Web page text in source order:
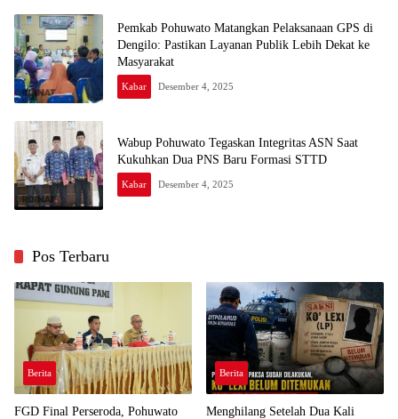
Pemkab Pohuwato Matangkan Pelaksanaan GPS di
Dengilo: Pastikan Layanan Publik Lebih Dekat ke
Masyarakat
Kabar Desember 4, 2025
Wabup Pohuwato Tegaskan Integritas ASN Saat
Kukuhkan Dua PNS Baru Formasi STTD
Kabar Desember 4, 2025
Pos Terbaru
Berita
FGD Final Perseroda, Pohuwato
Berita
Menghilang Setelah Dua Kali